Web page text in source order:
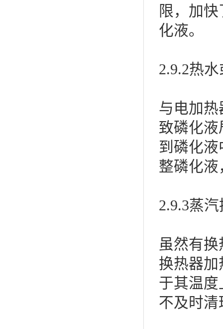
限，加
化液。
2.9.2热
与电加
致磷化
到磷化
整磷化
2.9.3蒸
虽然有
换热器
于其温
不及时